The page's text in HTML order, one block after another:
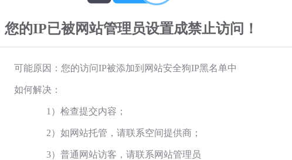
您的IP已被网站管理员设置成禁止访问！
可能原因：您的访问IP被添加到网站安全狗IP黑名单中
如何解决：
1）检查提交内容；
2）如网站托管，请联系空间提供商；
3）普通网站访客，请联系网站管理员